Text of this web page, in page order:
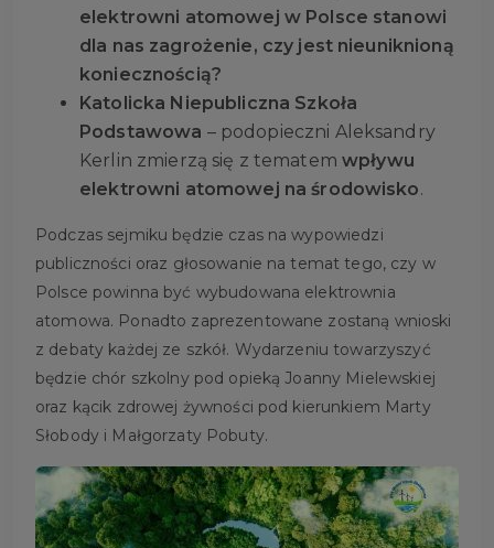
elektrowni atomowej w Polsce stanowi
dla nas zagrożenie, czy jest nieuniknioną
koniecznością?
Katolicka Niepubliczna Szkoła
Podstawowa – podopieczni Aleksandry
Kerlin zmierzą się z tematemwpływu
elektrowni atomowej na środowisko.
Podczas sejmiku będzie czas na wypowiedzi
publiczności oraz głosowanie na temat tego, czy w
Polsce powinna być wybudowana elektrownia
atomowa. Ponadto zaprezentowane zostaną wnioski
z debaty każdej ze szkół. Wydarzeniu towarzyszyć
będzie chór szkolny pod opieką Joanny Mielewskiej
oraz kącik zdrowej żywności pod kierunkiem Marty
Słobody i Małgorzaty Pobuty.